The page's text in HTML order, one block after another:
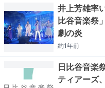
井上芳雄率
比谷音楽祭
劇の炎
約1年前
日比谷音楽
ティアーズ